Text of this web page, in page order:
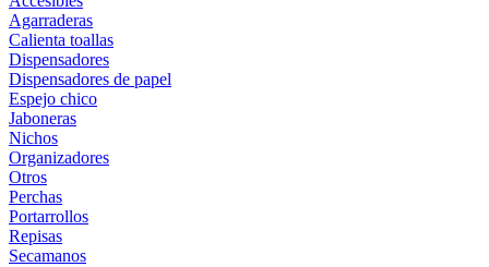
Agarraderas
Calienta toallas
Dispensadores
Dispensadores de papel
Espejo chico
Jaboneras
Nichos
Organizadores
Otros
Perchas
Portarrollos
Repisas
Secamanos